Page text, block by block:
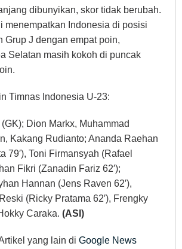
dibunyikan, skor tidak berubah.
menempatkan Indonesia di posisi
Grup J dengan empat poin,
Selatan masih kokoh di puncak
Timnas Indonesia U-23:
Dion Markx, Muhammad
Kakang Rudianto; Ananda Raehan
79′), Toni Firmansyah (Rafael
Fikri (Zanadin Fariz 62′);
Hannan (Jens Raven 62′),
(Ricky Pratama 62′), Frengky
Caraka. (ASI)
yang lain di Google News